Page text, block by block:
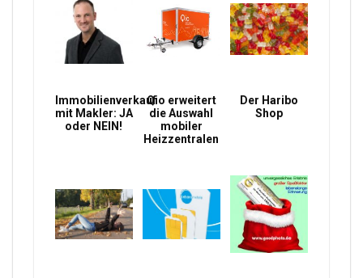
Immobilienverkauf
mit Makler: JA
oder NEIN!
Qio erweitert
die Auswahl
mobiler
Heizzentralen
Der Haribo
Shop